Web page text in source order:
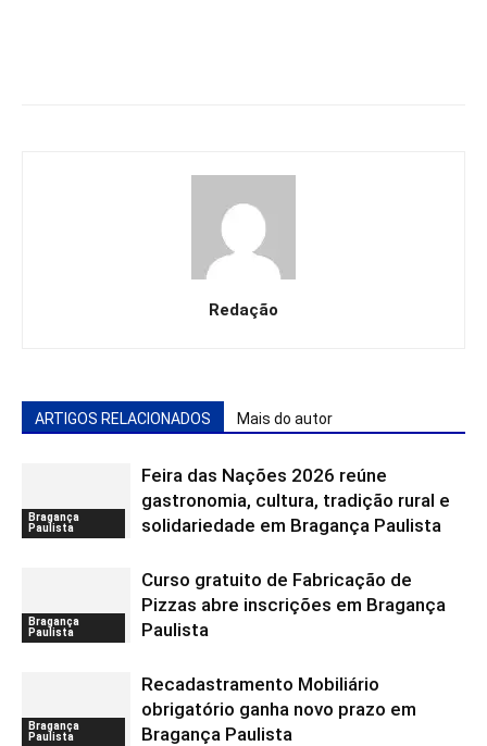
Redação
ARTIGOS RELACIONADOS Mais do autor
Bragança
Paulista
Feira das Nações 2026 reúne
gastronomia, cultura, tradição rural e
solidariedade em Bragança Paulista
Bragança
Paulista
Curso gratuito de Fabricação de
Pizzas abre inscrições em Bragança
Paulista
Bragança
Paulista
Recadastramento Mobiliário
obrigatório ganha novo prazo em
Bragança Paulista